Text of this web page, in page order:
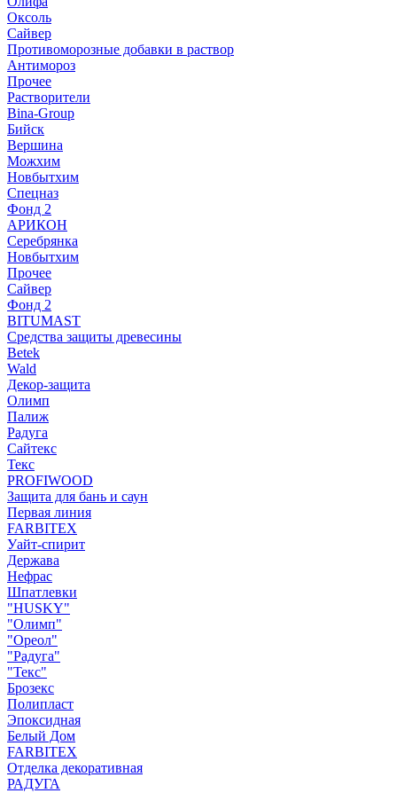
Оксоль
Сайвер
Противоморозные добавки в раствор
Антимороз
Прочее
Растворители
Bina-Group
Бийск
Вершина
Можхим
Новбытхим
Спецназ
Фонд 2
АРИКОН
Серебрянка
Новбытхим
Прочее
Сайвер
Фонд 2
BITUMAST
Средства защиты древесины
Betek
Wald
Декор-защита
Олимп
Палиж
Радуга
Сайтекс
Текс
PROFIWOOD
Защита для бань и саун
Первая линия
FARBITEX
Уайт-спирит
Держава
Нефрас
Шпатлевки
"HUSKY"
"Олимп"
"Ореол"
"Радуга"
"Текс"
Брозекс
Полипласт
Эпоксидная
Белый Дом
FARBITEX
Отделка декоративная
РАДУГА